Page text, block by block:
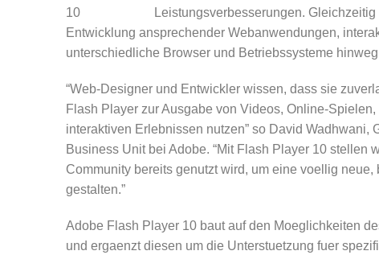
Leistungsverbesserungen.
Entwicklung ansprechender Webanwendungen,
unterschiedliche Browser und Betriebssysteme
“Web-Designer und Entwickler wissen, dass sie
Flash Player zur Ausgabe von Videos, Online-
interaktiven Erlebnissen nutzen” so David
Business Unit bei Adobe. “Mit Flash Player 10 stellen
Community bereits genutzt wird, um eine voellig
gestalten.”
Adobe Flash Player 10 baut auf den Moeglichkeiten
und ergaenzt diesen um die Unterstuetzung fuer